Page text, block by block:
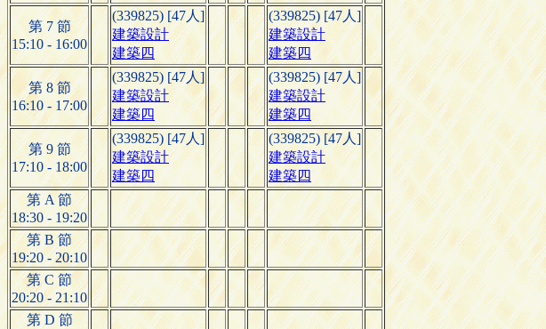
第 7 節
15:10 - 16:00
(339825) [47人]
建築設計
建築四
(339825) [47人]
建築設計
建築四
第 8 節
16:10 - 17:00
(339825) [47人]
建築設計
建築四
(339825) [47人]
建築設計
建築四
第 9 節
17:10 - 18:00
(339825) [47人]
建築設計
建築四
(339825) [47人]
建築設計
建築四
第 A 節
18:30 - 19:20
第 B 節
19:20 - 20:10
第 C 節
20:20 - 21:10
第 D 節